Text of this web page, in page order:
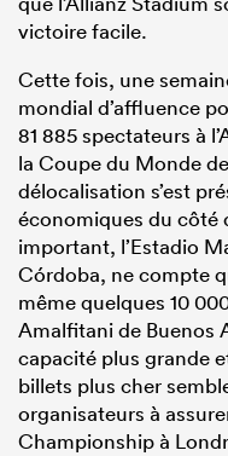
victoire facile.
Cette fois, une
mondial d’affluence
81 885 spectateurs à
la Coupe du Monde
délocalisation s’est
économiques du côté
important, l’Estadio
Córdoba, ne compte
même quelques 10
Amalfitani de Buenos
capacité plus grande
billets plus cher
organisateurs à
Championship à